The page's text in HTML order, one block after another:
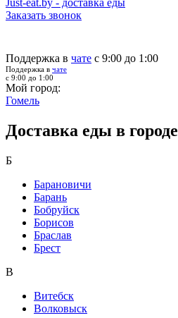
Just-eat.by - доставка еды
Заказать звонок
Поддержка в чате с 9:00 до 1:00
Поддержка в чате
с 9:00 до 1:00
Мой город:
Гомель
Доставка еды в городе
Б
Барановичи
Барань
Бобруйск
Борисов
Браслав
Брест
В
Витебск
Волковыск